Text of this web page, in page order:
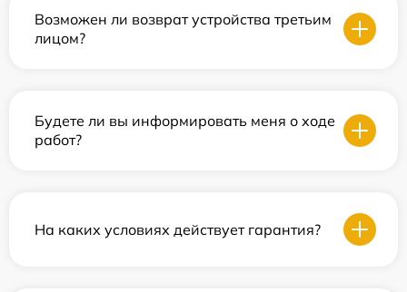
Возможен ли возврат устройства третьим
лицом?
Будете ли вы информировать меня о ходе
работ?
На каких условиях действует гарантия?